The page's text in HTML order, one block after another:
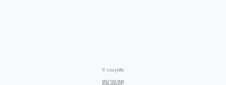
© cozyidle
หมายเหตุ